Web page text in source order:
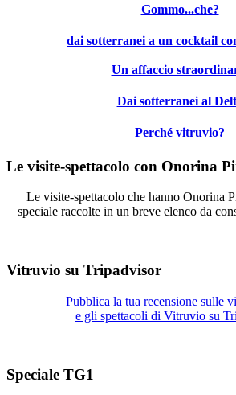
Gommo...che?
dai sotterranei a un cocktail
Un affaccio
Dai sotterranei al
Perché vitruvio?
Le visite-spettacolo con Onorina
Le visite-spettacolo che hanno Onorina
speciale raccolte in un breve elenco da
Vitruvio su Tripadvisor
Pubblica la tua recensione sulle
e gli spettacoli di Vitruvio su
Speciale TG1